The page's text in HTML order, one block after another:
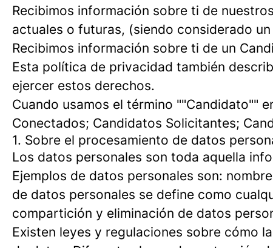
Recibimos información sobre ti de
actuales o futuras, (siendo considerado
Recibimos información sobre ti de un
Esta política de privacidad también
ejercer estos derechos.
Cuando usamos el término ""Candidato""
Conectados; Candidatos Solicitantes;
1. Sobre el procesamiento de datos
Los datos personales son toda aquella
Ejemplos de datos personales son:
de datos personales se define como
compartición y eliminación de datos
Existen leyes y regulaciones sobre cómo